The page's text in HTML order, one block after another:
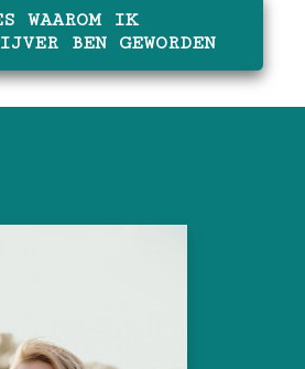
WAAROM IK
BEN GEWORDEN